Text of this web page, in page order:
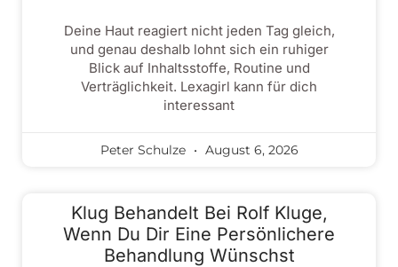
Deine Haut reagiert nicht jeden Tag gleich,
und genau deshalb lohnt sich ein ruhiger
Blick auf Inhaltsstoffe, Routine und
Verträglichkeit. Lexagirl kann für dich
interessant
Peter Schulze August 6, 2026
Klug Behandelt Bei Rolf Kluge,
Wenn Du Dir Eine Persönlichere
Behandlung Wünschst